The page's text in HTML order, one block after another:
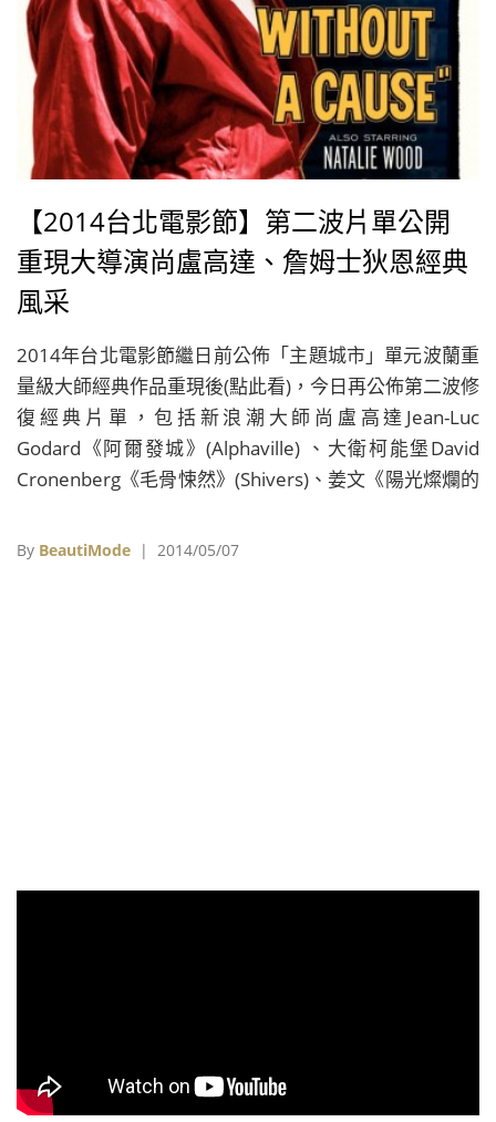
【2014台北電影節】第二波片單公開
重現大導演尚盧高達、詹姆士狄恩經典
風采
2014年台北電影節繼日前公佈「主題城市」單元波蘭重
量級大師經典作品重現後(點此看)，今日再公佈第二波修
復經典片單，包括新浪潮大師尚盧高達Jean-Luc
Godard《阿爾發城》(Alphaville) 、大衛柯能堡David
Cronenberg《毛骨悚然》(Shivers)、姜文《陽光燦爛的
Conduct)、喬治弗蘭敘Georges Franju《無臉之眼》
By BeautiMode | 2014/05/07